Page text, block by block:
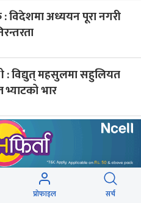
विदेशमा अध्ययन पूरा नगरी
: विद्युत् महसुलमा सहुलियत
भ्याटको भार
खोजे सरकार
प्रोफाइल सर्च